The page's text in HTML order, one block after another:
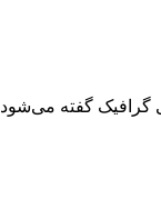
گرافیک گفته می‌شود